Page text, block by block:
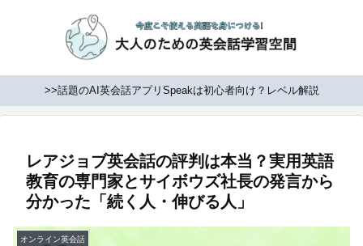
>>話題のAI英会話アプリSpeakは初心者向け？レベル解説
レアジョブ英会話の評判は本当？実用英語
教育の専門家とサイボウズ社長の発言から
分かった「続く人・伸びる人」
オンライン英会話